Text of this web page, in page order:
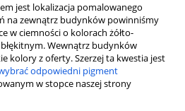
jest lokalizacja pomalowanego
na zewnątrz budynków powinniśmy
w ciemności o kolorach żółto-
Wewnątrz budynków
kolory z oferty. Szerzej ta kwestia jest
odpowiedni pigment
w stopce naszej strony